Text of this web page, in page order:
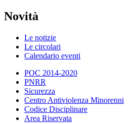
Novità
Le notizie
Le circolari
Calendario eventi
POC 2014-2020
PNRR
Sicurezza
Centro Antiviolenza Minorenni
Codice Disciplinare
Area Riservata